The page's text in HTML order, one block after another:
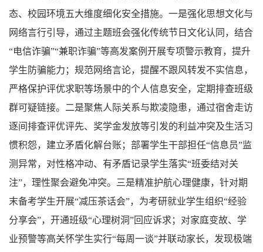
态、校园环境五大维度细化安全措施。一是强化思想文化与
网络言行引导，通过主题班会强化传统节日文化认同，结合
“电信诈骗”“兼职诈骗”等高发案例开展专项警示教育，提升
学生防骗能力；规范网络言论，提醒不跟风转发不实信息，
严格保护评优求职等场景中的个人信息安全，定期排查班级
群可疑链接。二是聚焦人际关系与欺凌隐患，通过宿舍走访
逐间排查评优评先、奖学金发放等引发的利益冲突及生活习
惯积怨，建立矛盾化解台账；部署学生干部担任“信息员”监
测异常，对性格冲动、有矛盾记录学生落实“班委结对关
注”，理性聚会避免冲突。三是精准护航心理健康，针对期
末备考学生开展“减压茶话会”，为考研就业学生组织“经验
分享会”，开通班级“心理树洞”回应诉求；对家庭变故、学
业预警等高关怀学生实行“每周一谈”并联动家长，发现极端